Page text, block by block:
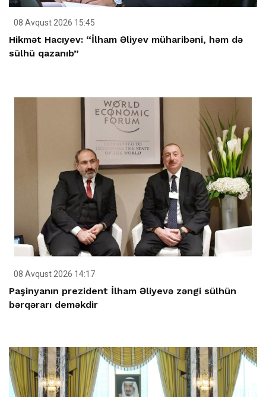
08 Avqust 2026 15:45
Hikmət Hacıyev: “İlham Əliyev müharibəni, həm də
sülhü qazanıb”
08 Avqust 2026 14:17
Paşinyanın prezident İlham Əliyevə zəngi sülhün
bərqərarı deməkdir